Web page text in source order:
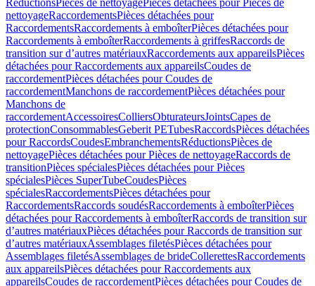
RéductionsPièces de nettoyagePièces détachées pour Pièces de
nettoyageRaccordementsPièces détachées pour
RaccordementsRaccordements à emboîterPièces détachées pour
Raccordements à emboîterRaccordements à griffesRaccords de
transition sur d’autres matériauxRaccordements aux appareilsPièces
détachées pour Raccordements aux appareilsCoudes de
raccordementPièces détachées pour Coudes de
raccordementManchons de raccordementPièces détachées pour
Manchons de
raccordementAccessoiresColliersObturateursJointsCapes de
protectionConsommablesGeberit PETubesRaccordsPièces détachées
pour RaccordsCoudesEmbranchementsRéductionsPièces de
nettoyagePièces détachées pour Pièces de nettoyageRaccords de
transitionPièces spécialesPièces détachées pour Pièces
spécialesPièces SuperTubeCoudesPièces
spécialesRaccordementsPièces détachées pour
RaccordementsRaccords soudésRaccordements à emboîterPièces
détachées pour Raccordements à emboîterRaccords de transition sur
d’autres matériauxPièces détachées pour Raccords de transition sur
d’autres matériauxAssemblages filetésPièces détachées pour
Assemblages filetésAssemblages de brideCollerettesRaccordements
aux appareilsPièces détachées pour Raccordements aux
appareilsCoudes de raccordementPièces détachées pour Coudes de